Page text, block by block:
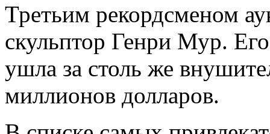
Третьим рекордсменом
скульптор Генри Мур.
ушла за столь же
миллионов долларов.